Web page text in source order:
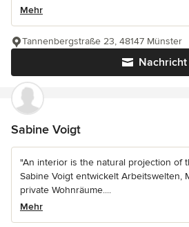
Mehr
Nachricht
Tannenbergstraße 23, 48147 Münster
Sabine Voigt
"An interior is the natural projection of
Sabine Voigt entwickelt Arbeitswelten,
private Wohnräume....
Mehr